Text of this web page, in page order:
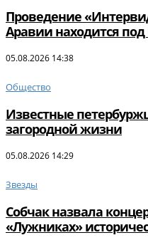
Проведение
Аравии находится
05.08.2026 14:38
Общество
Известные
загородной жизни
05.08.2026 14:29
Звезды
Собчак назвала
«Лужниках»